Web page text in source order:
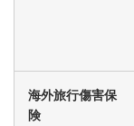
海外旅行傷害保
険